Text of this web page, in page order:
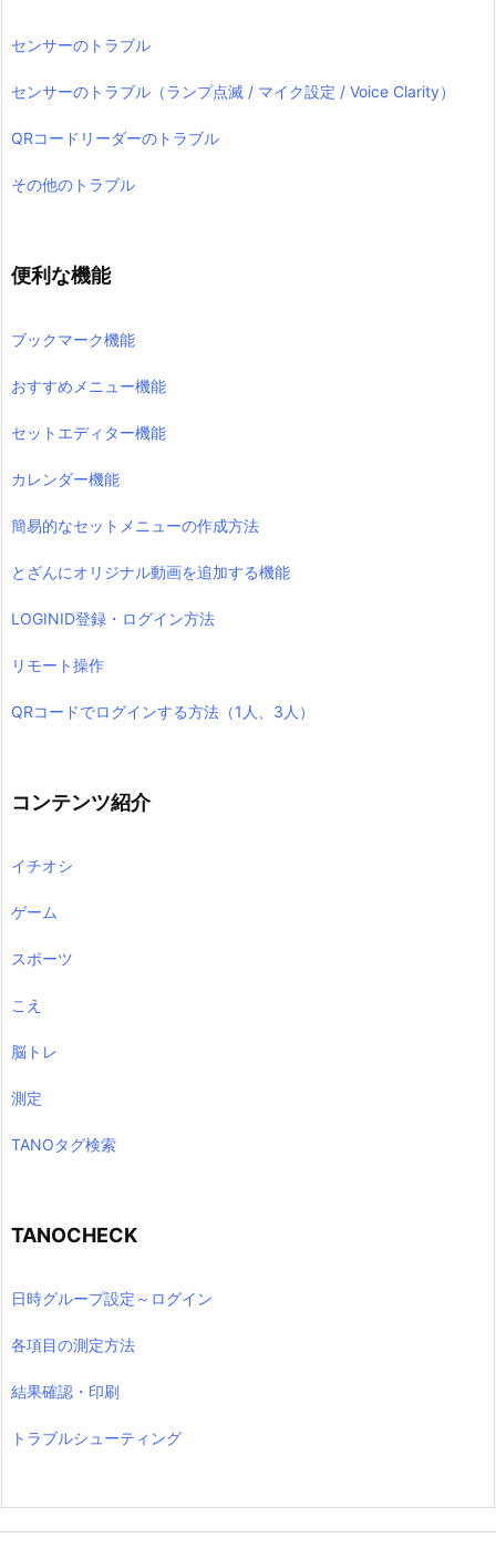
センサーのトラブル
センサーのトラブル（ランプ点滅 / マイク設定 / Voice Clarity）
QRコードリーダーのトラブル
その他のトラブル
便利な機能
ブックマーク機能
おすすめメニュー機能
セットエディター機能
カレンダー機能
簡易的なセットメニューの作成方法
とざんにオリジナル動画を追加する機能
LOGINID登録・ログイン方法
リモート操作
QRコードでログインする方法（1人、3人）
コンテンツ紹介
イチオシ
ゲーム
スポーツ
こえ
脳トレ
測定
TANOタグ検索
TANOCHECK
日時グループ設定～ログイン
各項目の測定方法
結果確認・印刷
トラブルシューティング